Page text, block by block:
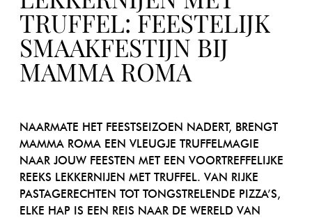
TRUFFEL: FEESTELIJK
SMAAKFESTIJN BIJ
MAMMA ROMA
NAARMATE HET FEESTSEIZOEN NADERT, BRENGT
MAMMA ROMA EEN VLEUGJE TRUFFELMAGIE
NAAR JOUW FEESTEN MET EEN VOORTREFFELIJKE
REEKS LEKKERNIJEN MET TRUFFEL. VAN RIJKE
PASTAGERECHTEN TOT TONGSTRELENDE PIZZA’S,
ELKE HAP IS EEN REIS NAAR DE WERELD VAN